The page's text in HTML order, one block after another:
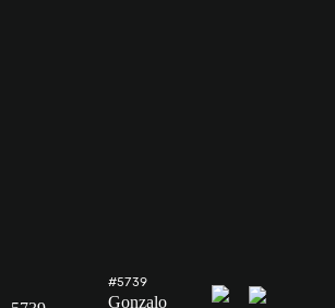
#5739
Gonzalo